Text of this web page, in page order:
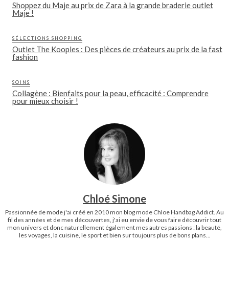
Shoppez du Maje au prix de Zara à la grande braderie outlet
Maje !
SÉLECTIONS SHOPPING
Outlet The Kooples : Des pièces de créateurs au prix de la fast
fashion
SOINS
Collagène : Bienfaits pour la peau, efficacité : Comprendre
pour mieux choisir !
Chloé Simone
Passionnée de mode j'ai créé en 2010 mon blog mode Chloe Handbag Addict. Au
fil des années et de mes découvertes, j'ai eu envie de vous faire découvrir tout
mon univers et donc naturellement également mes autres passions : la beauté,
les voyages, la cuisine, le sport et bien sur toujours plus de bons plans...